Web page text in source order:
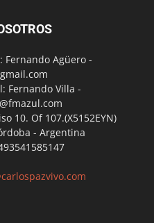
Fernando Agüero -
Fernando Villa -
10. Of 107.(X5152EYN)
- Argentina